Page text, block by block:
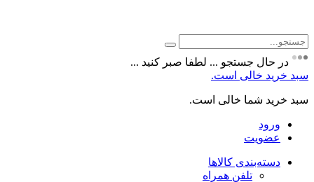
جستجو
برای:
در حال جستجو ... لطفا صبر کنید ...
سبد خرید خالی است.
سبد خرید شما خالی است.
ورود
عضویت
دسته‌بندی کالاها
تلفن همراه